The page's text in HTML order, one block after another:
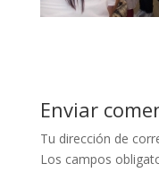
Enviar
Tu dirección de
Los campos